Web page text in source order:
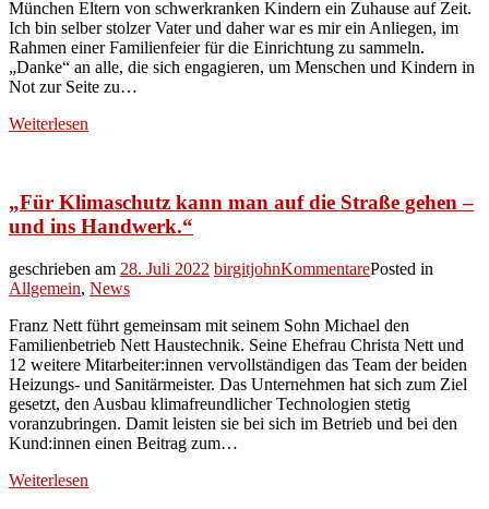
München Eltern von schwerkranken Kindern ein Zuhause auf Zeit.
Ich bin selber stolzer Vater und daher war es mir ein Anliegen, im
Rahmen einer Familienfeier für die Einrichtung zu sammeln.
„Danke“ an alle, die sich engagieren, um Menschen und Kindern in
Not zur Seite zu…
Weiterlesen
„Für Klimaschutz kann man auf die Straße gehen –
und ins Handwerk.“
geschrieben am 28. Juli 2022 birgitjohnKommentarePosted in
Allgemein, News
Franz Nett führt gemeinsam mit seinem Sohn Michael den
Familienbetrieb Nett Haustechnik. Seine Ehefrau Christa Nett und
12 weitere Mitarbeiter:innen vervollständigen das Team der beiden
Heizungs- und Sanitärmeister. Das Unternehmen hat sich zum Ziel
gesetzt, den Ausbau klimafreundlicher Technologien stetig
voranzubringen. Damit leisten sie bei sich im Betrieb und bei den
Kund:innen einen Beitrag zum…
Weiterlesen